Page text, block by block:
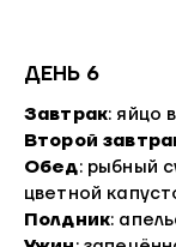
ДЕНЬ 6
Завтрак: яйцо
Второй
Обед: рыбный
цветной
Полдник: